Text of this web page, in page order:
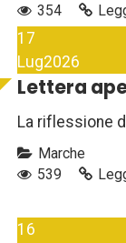
354
17
Lug2026
Lettera
La riflessione
Marche
539
16